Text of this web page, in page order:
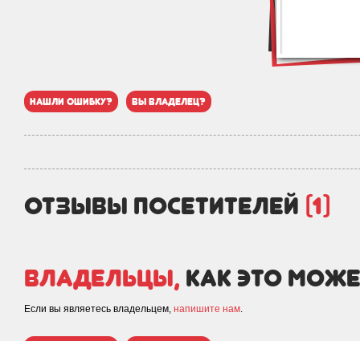
нашли ошибку? вы владелец?
отзывы посетителей (1)
Владельцы, как это
Если вы являетесь владельцем, напишите нам.